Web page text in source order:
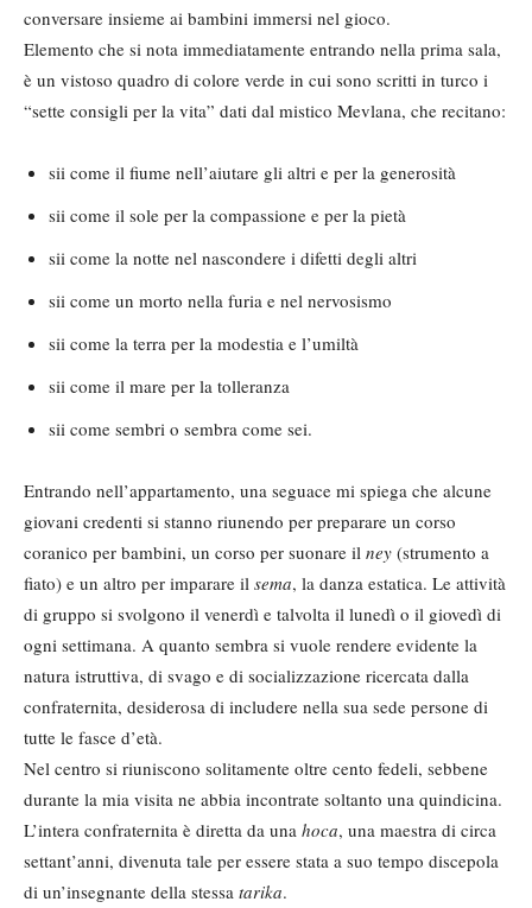
conversare insieme ai bambini immersi nel gioco.
Elemento che si nota immediatamente entrando nella prima sala,
è un vistoso quadro di colore verde in cui sono scritti in turco i
“sette consigli per la vita” dati dal mistico Mevlana, che recitano:
sii come il fiume nell’aiutare gli altri e per la generosità
sii come il sole per la compassione e per la pietà
sii come la notte nel nascondere i difetti degli altri
sii come un morto nella furia e nel nervosismo
sii come la terra per la modestia e l’umiltà
sii come il mare per la tolleranza
sii come sembri o sembra come sei.
Entrando nell’appartamento, una seguace mi spiega che alcune
giovani credenti si stanno riunendo per preparare un corso
coranico per bambini, un corso per suonare il ney (strumento a
fiato) e un altro per imparare il sema, la danza estatica. Le attività
di gruppo si svolgono il venerdì e talvolta il lunedì o il giovedì di
ogni settimana. A quanto sembra si vuole rendere evidente la
natura istruttiva, di svago e di socializzazione ricercata dalla
confraternita, desiderosa di includere nella sua sede persone di
tutte le fasce d’età.
Nel centro si riuniscono solitamente oltre cento fedeli, sebbene
durante la mia visita ne abbia incontrate soltanto una quindicina.
L’intera confraternita è diretta da una hoca, una maestra di circa
settant’anni, divenuta tale per essere stata a suo tempo discepola
di un’insegnante della stessa tarika.